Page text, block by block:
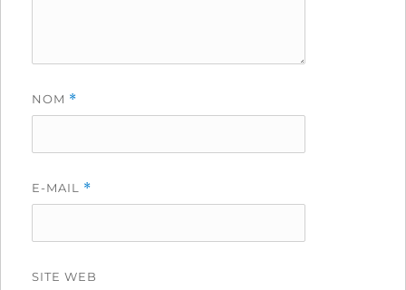
NOM *
E-MAIL *
SITE WEB